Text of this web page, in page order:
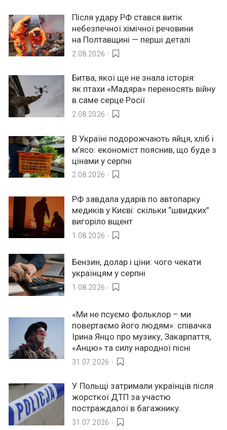
Після удару РФ стався витік
небезпечної хімічної речовини
на Полтавщині — перші деталі
2.08.2026
Битва, якої ще не знала історія:
як птахи «Мадяра» переносять війну
в саме серце Росії
2.08.2026
В Україні подорожчають яйця, хліб і
м’ясо: економіст пояснив, що буде з
цінами у серпні
2.08.2026
РФ завдала ударів по автопарку
медиків у Києві: скільки “швидких”
вигоріло вщент
1.08.2026
Бензин, долар і ціни: чого чекати
українцям у серпні
1.08.2026
«Ми не псуємо фольклор – ми
повертаємо його людям»: співачка
Ірина Янцо про музику, Закарпаття,
«Анцю» та силу народної пісні
31.07.2026
У Польщі затримали українців після
жорсткої ДТП за участю
постраждалої в багажнику.
31.07.2026